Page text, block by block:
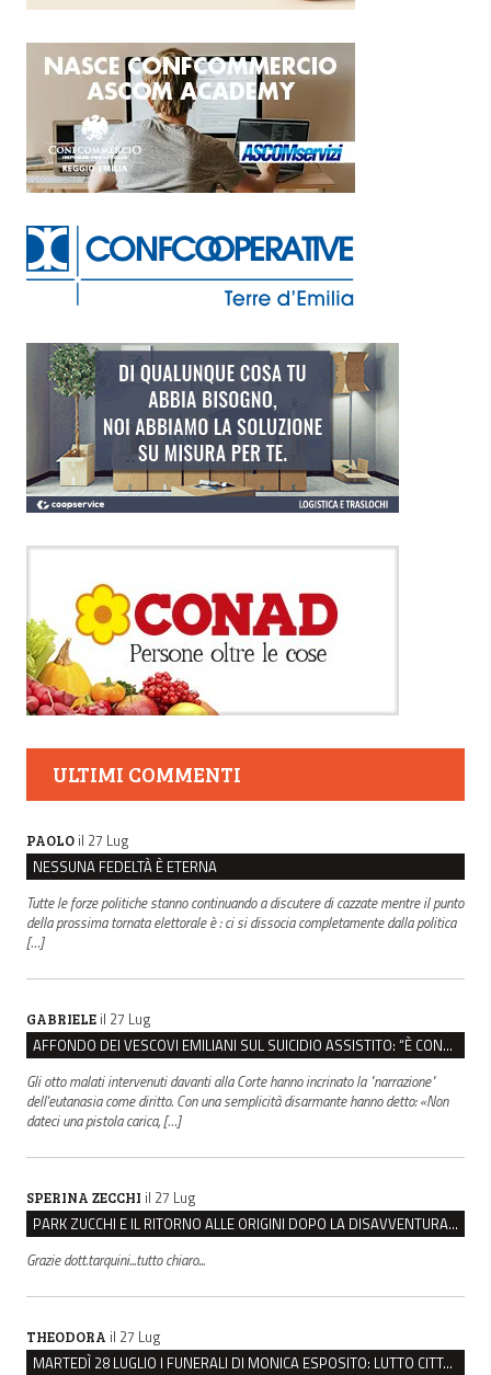
ULTIMI COMMENTI
PAOLO il 27 Lug
NESSUNA FEDELTÀ È ETERNA
Tutte le forze politiche stanno continuando a discutere di cazzate mentre il punto
della prossima tornata elettorale è : ci si dissocia completamente dalla politica
[…]
GABRIELE il 27 Lug
AFFONDO DEI VESCOVI EMILIANI SUL SUICIDIO ASSISTITO: “È CONTRO IL VALORE DELLA PERSONA”
Gli otto malati intervenuti davanti alla Corte hanno incrinato la "narrazione"
dell'eutanasia come diritto. Con una semplicità disarmante hanno detto: «Non
dateci una pistola carica, […]
SPERINA ZECCHI il 27 Lug
PARK ZUCCHI E IL RITORNO ALLE ORIGINI DOPO LA DISAVVENTURA CON REGGIO EMILIA PARCHEGGI
Grazie dott.tarquini...tutto chiaro...
THEODORA il 27 Lug
MARTEDÌ 28 LUGLIO I FUNERALI DI MONICA ESPOSITO: LUTTO CITTADINO A MODENA E NONANTOLA